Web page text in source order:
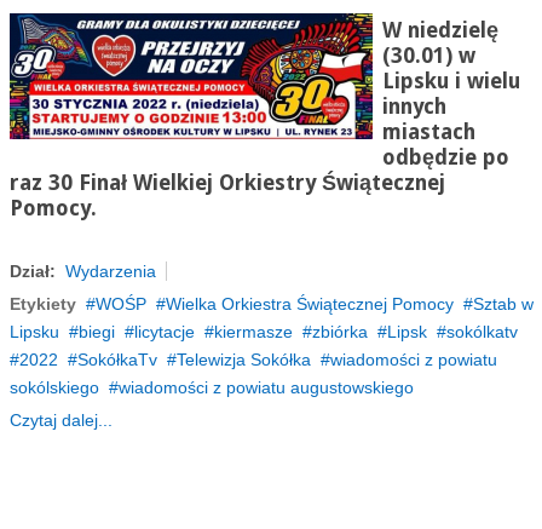
W niedzielę
(30.01) w
Lipsku i wielu
innych
miastach
odbędzie po
raz 30 Finał Wielkiej Orkiestry Świątecznej
Pomocy.
Dział: Wydarzenia
Etykiety
WOŚP Wielka Orkiestra Świątecznej Pomocy
Sztab w
Lipsku
biegi licytacje kiermasze zbiórka Lipsk
sokólkatv
2022
SokółkaTv Telewizja Sokółka
wiadomości z powiatu
sokólskiego
wiadomości z powiatu augustowskiego
Czytaj dalej...